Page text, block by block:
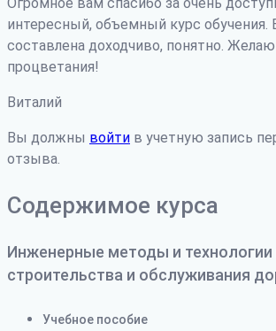
интересный, объемный курс обучения.
составлена доходчиво, понятно.
процветания!
Виталий
Вы должны войти в учетную запись
отзыва.
Содержимое курса
Инженерные методы и технологии
строительства и обслуживания
Учебное пособие